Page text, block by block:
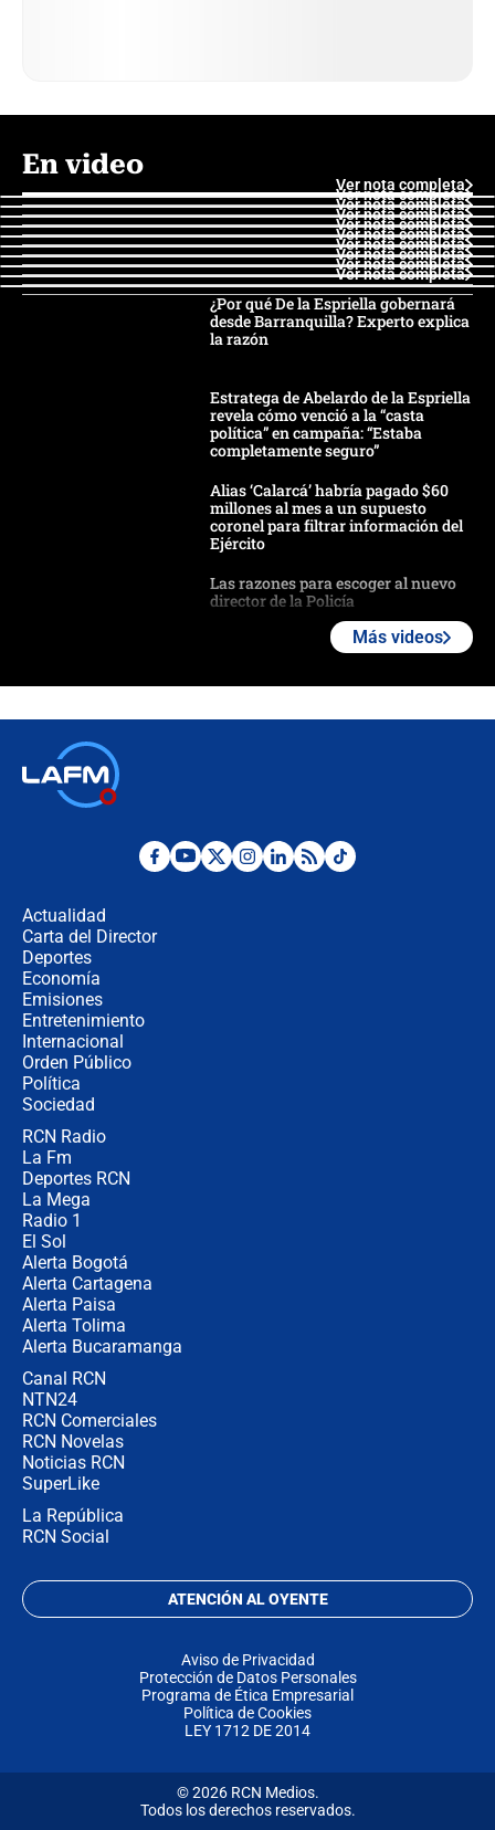
En video
Ver nota completa
Ver nota completa
Ver nota completa
Ver nota completa
Ver nota completa
Ver nota completa
Ver nota completa
Ver nota completa
Ver nota completa
Ver nota completa
¿Por qué De la Espriella gobernará
desde Barranquilla? Experto explica
la razón
Estratega de Abelardo de la Espriella
revela cómo venció a la “casta
política” en campaña: “Estaba
completamente seguro”
Alias ‘Calarcá’ habría pagado $60
millones al mes a un supuesto
coronel para filtrar información del
Ejército
Las razones para escoger al nuevo
director de la Policía
"No hubo fraude ni posibilidad de
Más videos
Actualidad
Carta del Director
Deportes
Economía
Emisiones
Entretenimiento
Internacional
Orden Público
Política
Sociedad
RCN Radio
La Fm
Deportes RCN
La Mega
Radio 1
El Sol
Alerta Bogotá
Alerta Cartagena
Alerta Paisa
Alerta Tolima
Alerta Bucaramanga
Canal RCN
NTN24
RCN Comerciales
RCN Novelas
Noticias RCN
SuperLike
La República
RCN Social
ATENCIÓN AL OYENTE
Aviso de Privacidad
Protección de Datos Personales
Programa de Ética Empresarial
Política de Cookies
LEY 1712 DE 2014
© 2026 RCN Medios.
Todos los derechos reservados.